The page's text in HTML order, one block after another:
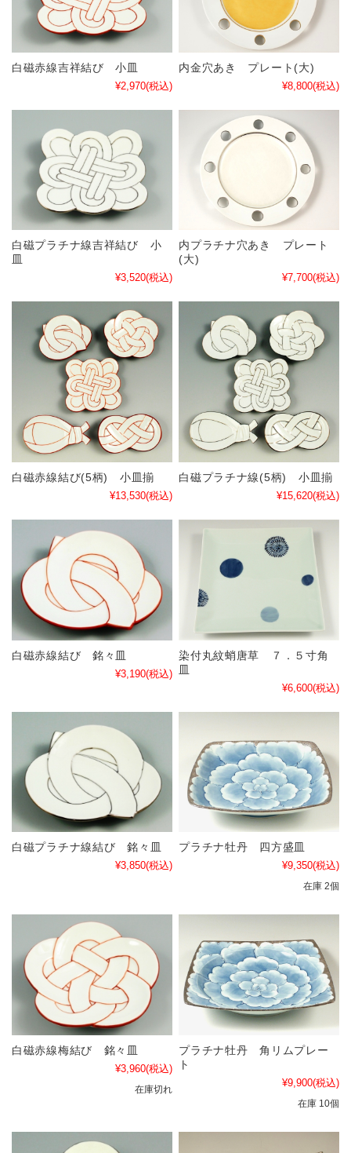
白磁赤線吉祥結び 小皿
¥2,970(税込)
内金穴あき プレート(大)
¥8,800(税込)
白磁プラチナ線吉祥結び 小
皿
¥3,520(税込)
内プラチナ穴あき プレート
(大)
¥7,700(税込)
白磁赤線結び(5柄) 小皿揃
¥13,530(税込)
白磁プラチナ線(5柄) 小皿揃
¥15,620(税込)
白磁赤線結び 銘々皿
¥3,190(税込)
染付丸紋蛸唐草 ７．５寸角
皿
¥6,600(税込)
白磁プラチナ線結び 銘々皿
¥3,850(税込)
プラチナ牡丹 四方盛皿
¥9,350(税込)
在庫 2個
白磁赤線梅結び 銘々皿
¥3,960(税込)
在庫切れ
プラチナ牡丹 角リムプレー
ト
¥9,900(税込)
在庫 10個